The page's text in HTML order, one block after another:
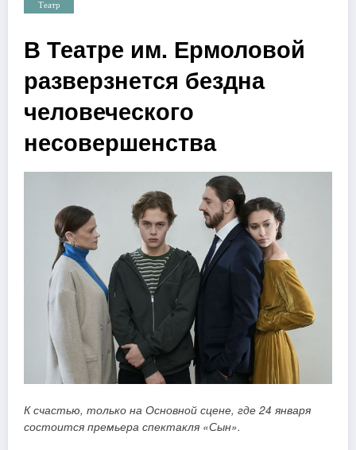
Театр
В Театре им. Ермоловой
разверзнется бездна
человеческого
несовершенства
К счастью, только на Основной сцене, где 24 января
состоится премьера спектакля «Сын».